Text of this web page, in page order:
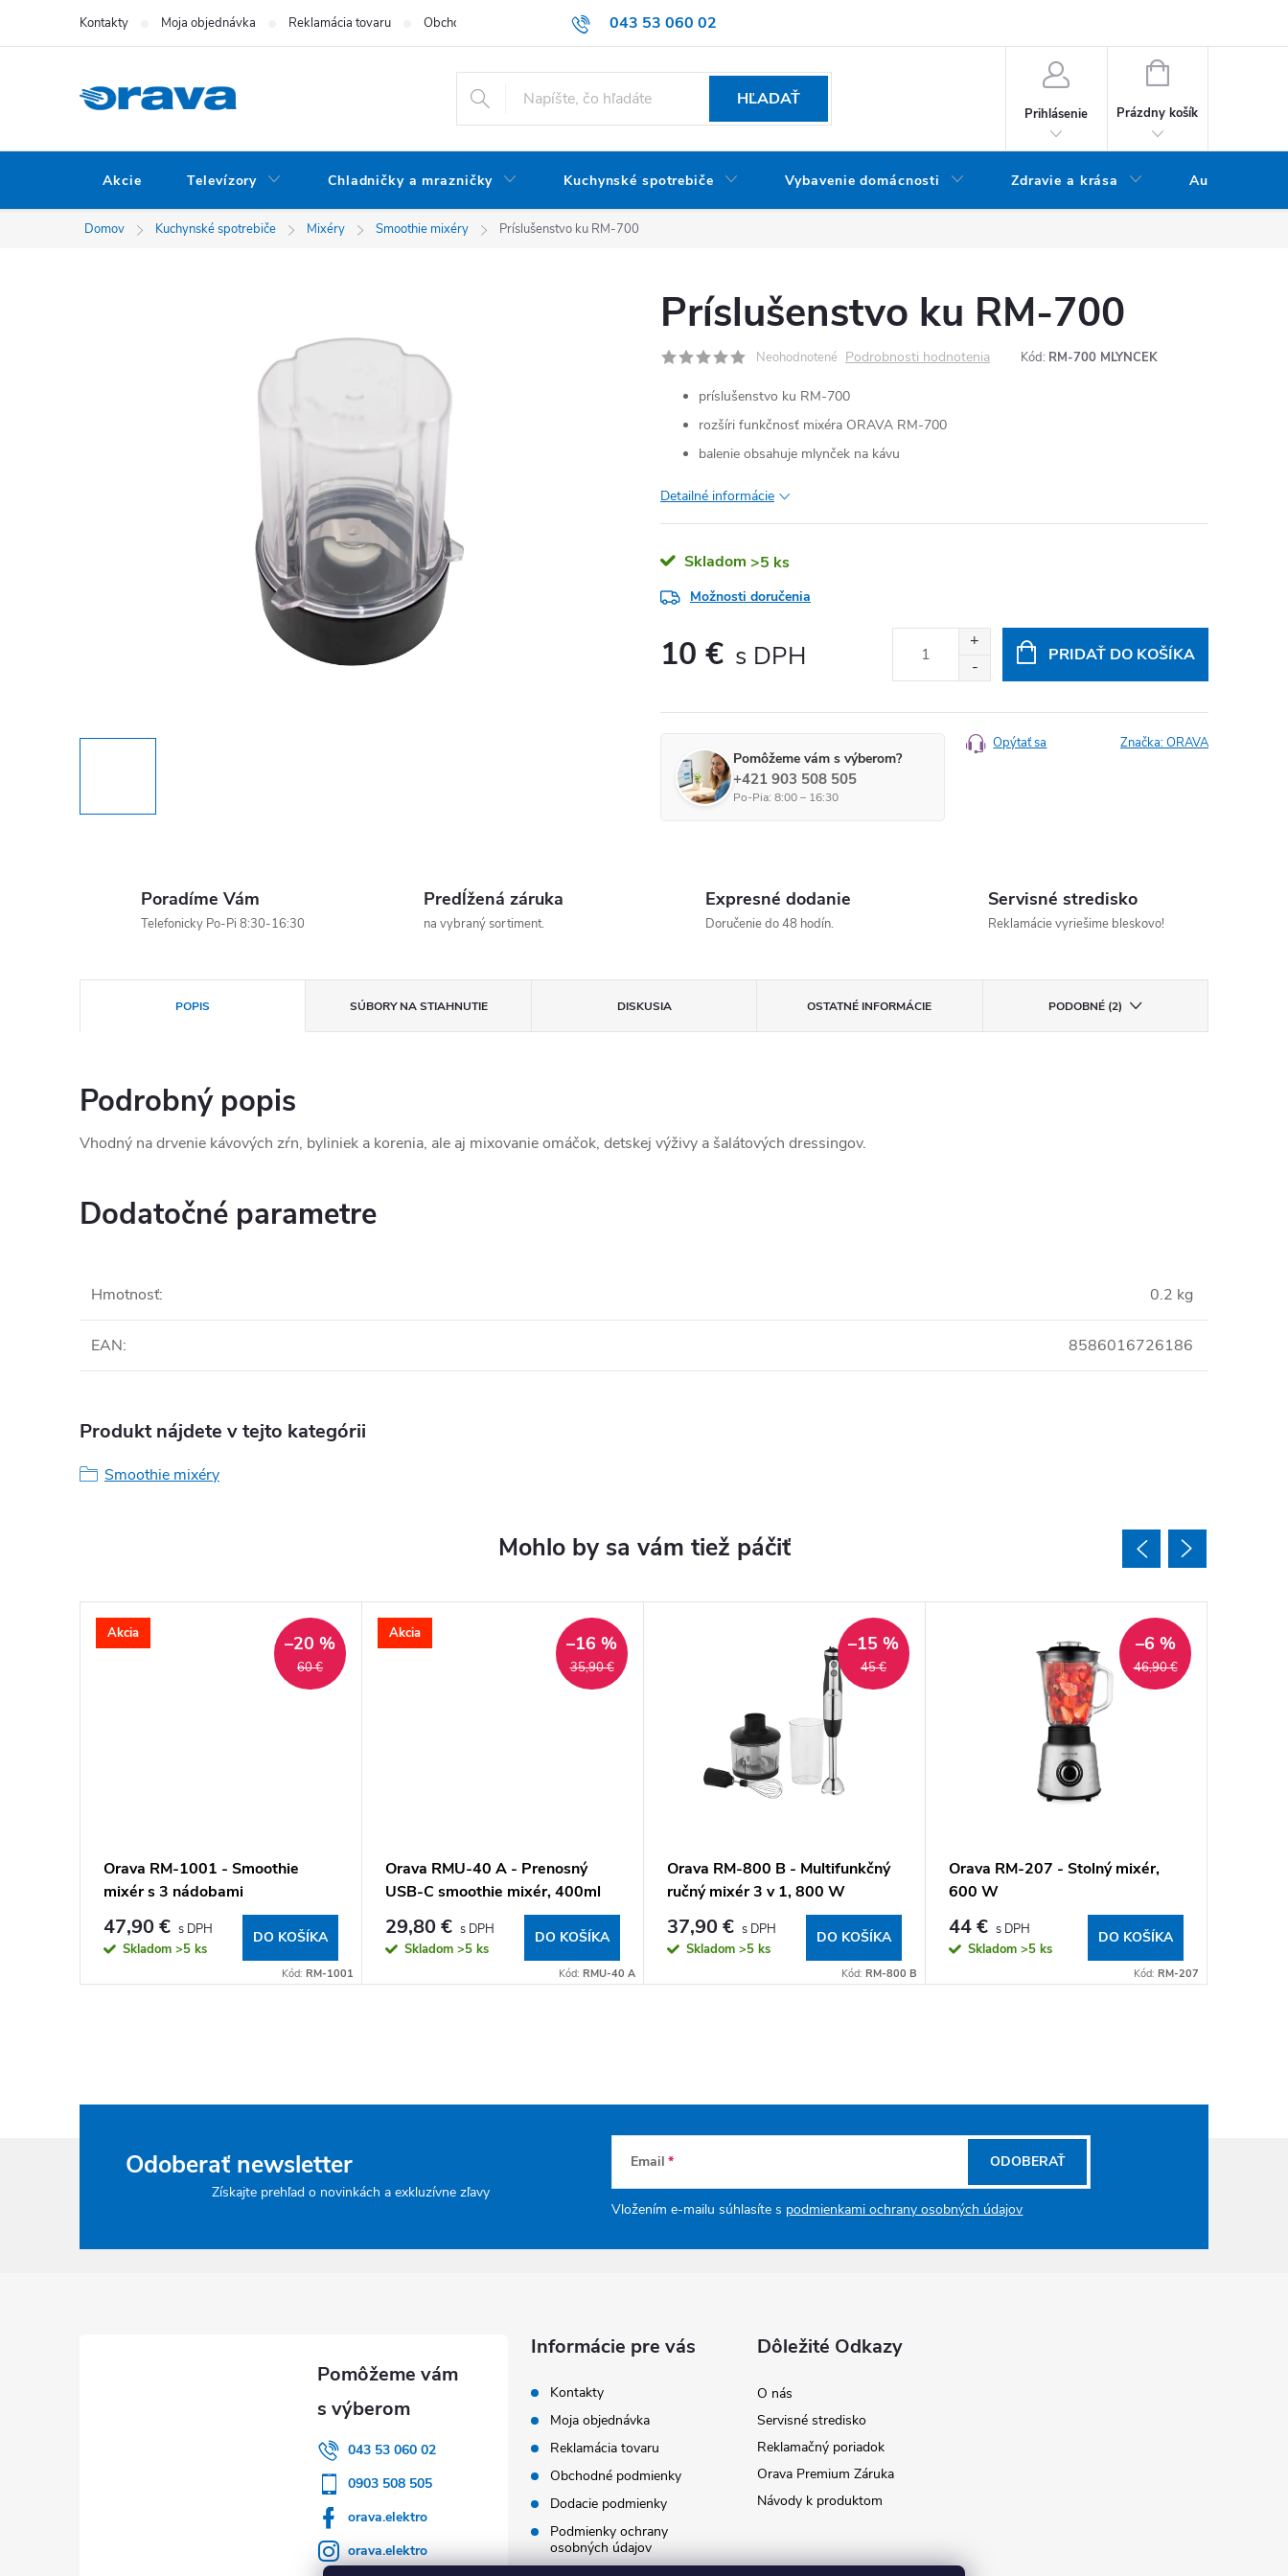
Prejsť na obsah 043 53 060 02
Kontakty Moja objednávka Reklamácia tovaru Obchodné podmienky Dodacie podmienky
HĽADAŤ
Prihlásenie
NÁKUPNÝ KOŠÍK
Prázdny košík
Akcie Televízory Chladničky a mrazničky Kuchynské spotrebiče Vybavenie domácnosti Zdravie a krása Audio
Domov Kuchynské spotrebiče Mixéry Smoothie mixéry Príslušenstvo ku RM-700
Príslušenstvo ku RM-700
Neohodnotené Podrobnosti hodnotenia Kód: RM-700 MLYNCEK
príslušenstvo ku RM-700
rozšíri funkčnosť mixéra ORAVA RM-700
balenie obsahuje mlynček na kávu
Detailné informácie
Skladom >5 ks
Možnosti doručenia
10 € PRIDAŤ DO KOŠÍKA
Pomôžeme vám s výberom?
+421 903 508 505
Po-Pia: 8:00 – 16:30
Opýtať sa Značka:ORAVA
Poradíme Vám
Telefonicky Po-Pi 8:30-16:30
Predĺžená záruka
na vybraný sortiment.
Expresné dodanie
Doručenie do 48 hodín.
Servisné stredisko
Reklamácie vyriešime bleskovo!
POPIS SÚBORY NA STIAHNUTIE DISKUSIA OSTATNÉ INFORMÁCIE PODOBNÉ (2)
Podrobný popis
Vhodný na drvenie kávových zŕn, byliniek a korenia, ale aj mixovanie omáčok, detskej výživy a šalátových dressingov.
Dodatočné parametre
Hmotnosť: 0.2 kg
EAN: 8586016726186
Produkt nájdete v tejto kategórii
Smoothie mixéry
Akcia
60 €
–20 %
Orava RM-1001 - Smoothie
mixér s 3 nádobami
47,90 €
Skladom >5 ks
DO KOŠÍKA
Kód: RM-1001
Akcia
35,90 €
–16 %
Orava RMU-40 A - Prenosný
USB-C smoothie mixér, 400ml
29,80 €
Skladom >5 ks
DO KOŠÍKA
Kód: RMU-40 A
45 €
–15 %
Orava RM-800 B - Multifunkčný
ručný mixér 3 v 1, 800 W
37,90 €
Skladom >5 ks
DO KOŠÍKA
Kód: RM-800 B
46,90 €
–6 %
Orava RM-207 - Stolný mixér,
600 W
44 €
Skladom >5 ks
DO KOŠÍKA
Kód: RM-207
Odoberať newsletter
Získajte prehľad o novinkách a exkluzívne zľavy
Email
Vložením e-mailu súhlasíte s podmienkami ochrany osobných údajov
ODOBERAŤ
043 53 060 02
0903 508 505
orava.elektro
orava.elektro
Informácie pre vás
Kontakty
Moja objednávka
Reklamácia tovaru
Obchodné podmienky
Dodacie podmienky
Podmienky ochrany
osobných údajov
Dôležité Odkazy
O nás
Servisné stredisko
Reklamačný poriadok
Orava Premium Záruka
Návody k produktom